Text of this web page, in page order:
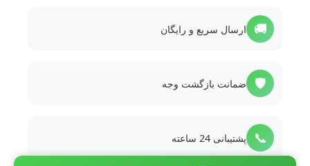
🚚 ارسال سریع و رایگان
🛡️ ضمانت بازگشت وجه
📞 پشتیبانی 24 ساعته